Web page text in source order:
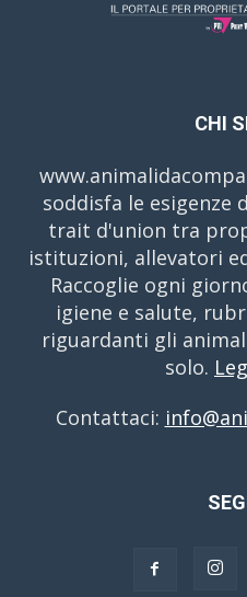
CHI
soddisfa le esigenze
trait d'union tra
istituzioni, allevatori
Raccoglie ogni
igiene e salute,
riguardanti gli
solo.
Contattaci: